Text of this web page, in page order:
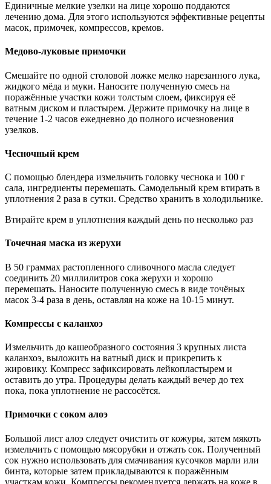
Единичные мелкие узелки на лице хорошо поддаются
лечению дома. Для этого используются эффективные рецепты
масок, примочек, компрессов, кремов.
Медово-луковые примочки
Смешайте по одной столовой ложке мелко нарезанного лука,
жидкого мёда и муки. Наносите полученную смесь на
поражённые участки кожи толстым слоем, фиксируя её
ватным диском и пластырем. Держите примочку на лице в
течение 1-2 часов ежедневно до полного исчезновения
узелков.
Чесночный крем
С помощью блендера измельчить головку чеснока и 100 г
сала, ингредиенты перемешать. Самодельный крем втирать в
уплотнения 2 раза в сутки. Средство хранить в холодильнике.
Втирайте крем в уплотнения каждый день по несколько раз
Точечная маска из жерухи
В 50 граммах растопленного сливочного масла следует
соединить 20 миллилитров сока жерухи и хорошо
перемешать. Наносите полученную смесь в виде точёных
масок 3-4 раза в день, оставляя на коже на 10-15 минут.
Компрессы с каланхоэ
Измельчить до кашеобразного состояния 3 крупных листа
каланхоэ, выложить на ватный диск и прикрепить к
жировику. Компресс зафиксировать лейкопластырем и
оставить до утра. Процедуры делать каждый вечер до тех
пока, пока уплотнение не рассосётся.
Примочки с соком алоэ
Большой лист алоэ следует очистить от кожуры, затем мякоть
измельчить с помощью мясорубки и отжать сок. Полученный
сок нужно использовать для смачивания кусочков марли или
бинта, которые затем прикладываются к поражённым
участкам кожи. Компрессы рекомендуется держать на коже в